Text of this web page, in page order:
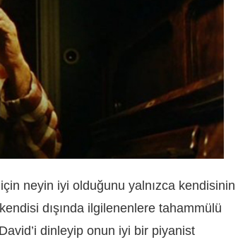
neyin iyi olduğunu yalnızca kendisinin
dışında ilgilenenlere tahammülü
dinleyip onun iyi bir piyanist